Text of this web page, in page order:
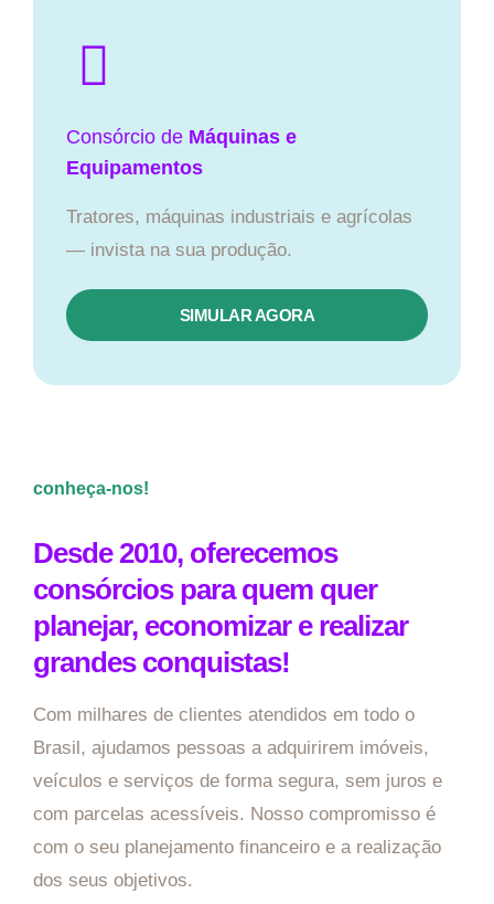
Consórcio de Máquinas e
Equipamentos
Tratores, máquinas industriais e agrícolas
— invista na sua produção.
SIMULAR AGORA
conheça-nos!
Desde 2010, oferecemos
consórcios para quem quer
planejar, economizar e realizar
grandes conquistas!
Com milhares de clientes atendidos em todo o
Brasil, ajudamos pessoas a adquirirem imóveis,
veículos e serviços de forma segura, sem juros e
com parcelas acessíveis. Nosso compromisso é
com o seu planejamento financeiro e a realização
dos seus objetivos.